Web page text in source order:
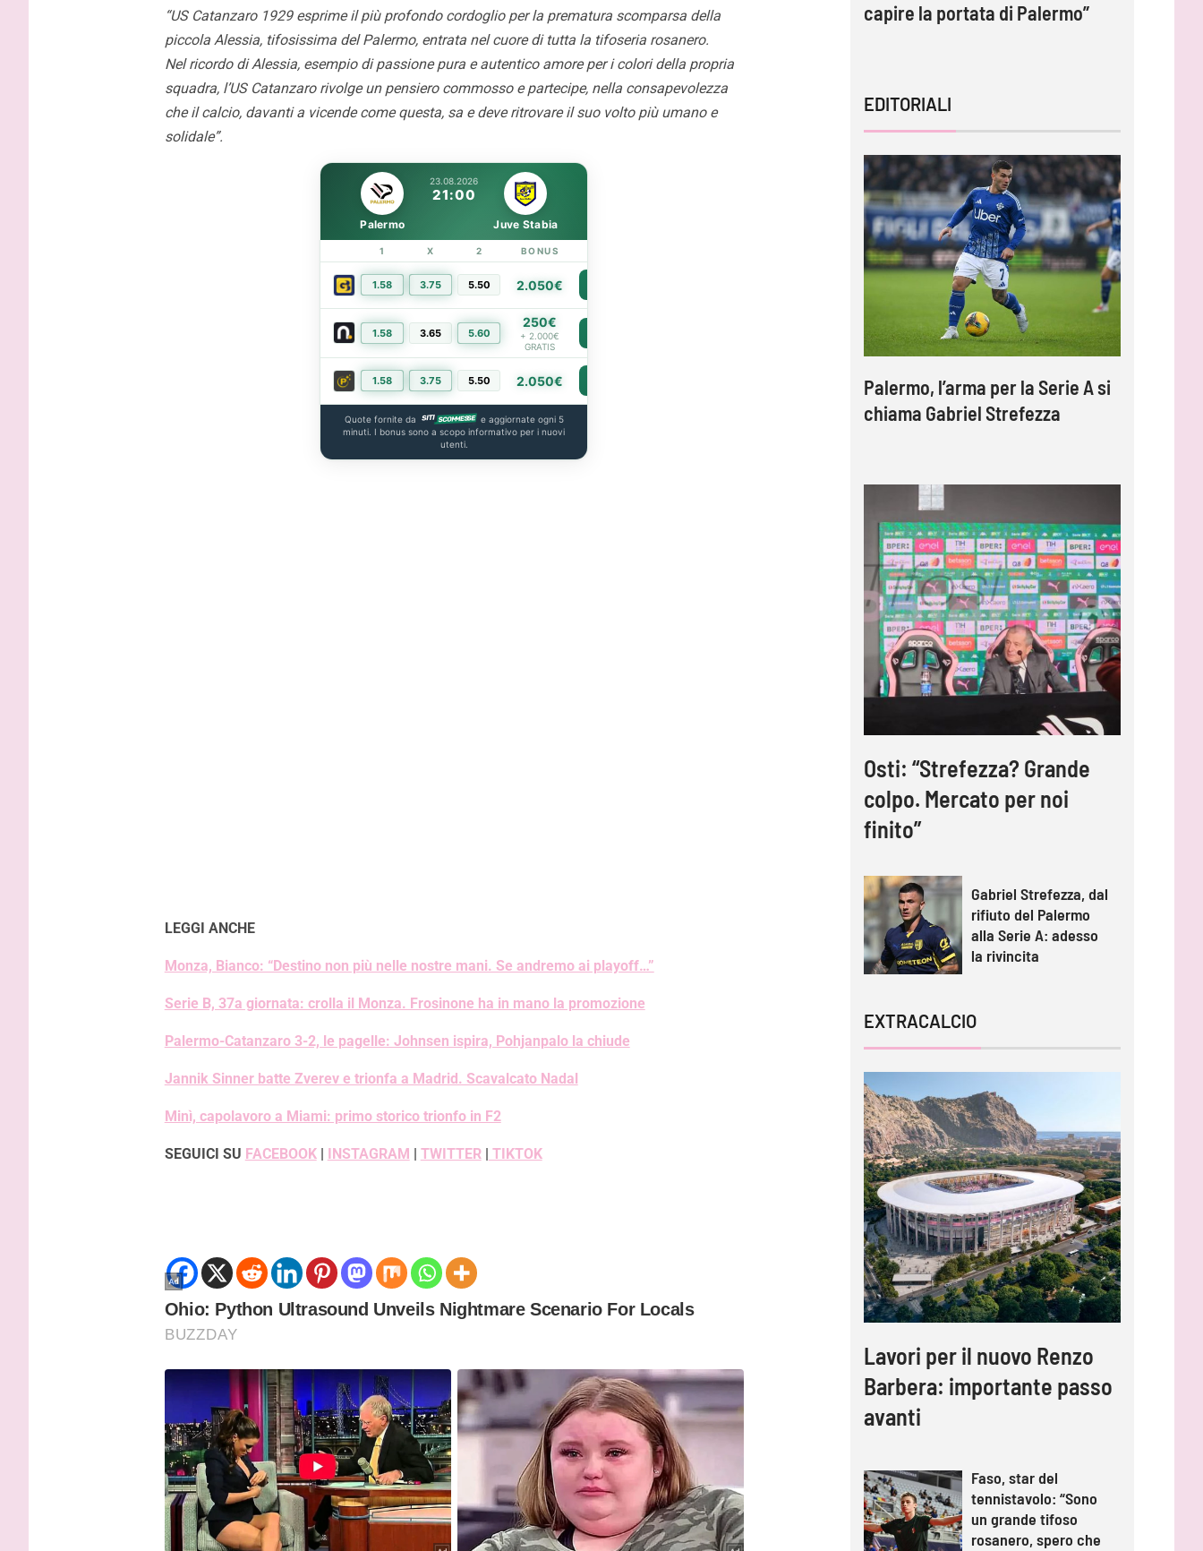
“US Catanzaro 1929 esprime il più profondo cordoglio per la prematura scomparsa della
piccola Alessia, tifosissima del Palermo, entrata nel cuore di tutta la tifoseria rosanero.
Nel ricordo di Alessia, esempio di passione pura e autentico amore per i colori della propria
squadra, l’US Catanzaro rivolge un pensiero commosso e partecipe, nella consapevolezza
che il calcio, davanti a vicende come questa, sa e deve ritrovare il suo volto più umano e
solidale”.
23.08.2026
21:00
Palermo Juve Stabia
1 X 2 BONUS
1.58 3.75 5.50 2.050€
1.58 3.65 5.60
250€
+ 2.000€
GRATIS
1.58 3.75 5.50 2.050€
Quote fornite da
e aggiornate ogni 5
minuti. I bonus sono a scopo informativo per i nuovi
utenti.
LEGGI ANCHE
Monza, Bianco: “Destino non più nelle nostre mani. Se andremo ai playoff…”
Serie B, 37a giornata: crolla il Monza. Frosinone ha in mano la promozione
Palermo-Catanzaro 3-2, le pagelle: Johnsen ispira, Pohjanpalo la chiude
Jannik Sinner batte Zverev e trionfa a Madrid. Scavalcato Nadal
Minì, capolavoro a Miami: primo storico trionfo in F2
SEGUICI SU FACEBOOK| INSTAGRAM | TWITTER| TIKTOK
capire la portata di Palermo”
impossibile”
comunicato
capire la portata di Palermo”
EDITORIALI
Palermo, l’arma per la Serie A si
chiama Gabriel Strefezza
Osti: “Strefezza? Grande
colpo. Mercato per noi
finito”
Gabriel Strefezza, dal
rifiuto del Palermo
alla Serie A: adesso
la rivincita
EXTRACALCIO
Lavori per il nuovo Renzo
Barbera: importante passo
avanti
Faso, star del
tennistavolo: “Sono
un grande tifoso
rosanero, spero che